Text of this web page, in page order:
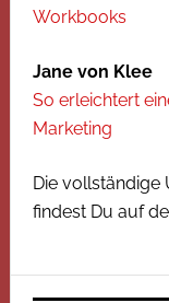
Workbooks
Jane von Klee
So erleichtert
Marketing
Die vollständige
findest Du auf